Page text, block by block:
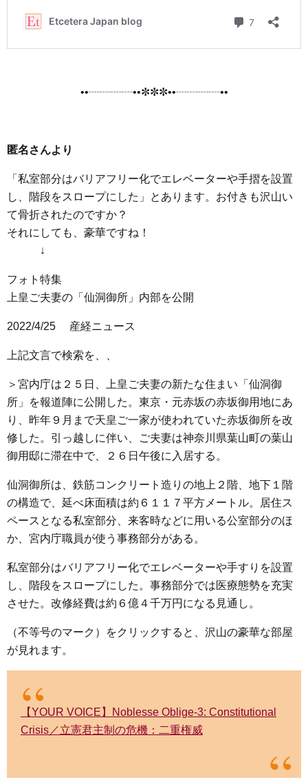
••┈┈┈┈••✼✼✼••┈┈┈┈••
匿名さんより
「私室部分はバリアフリー化でエレベーターや手摺を設置
し、階段をスロープにした」とあります。お付きも沢山い
て骨折されたのですか？
それにしても、豪華ですね！
↓
フォト特集
上皇ご夫妻の「仙洞御所」内部を公開
2022/4/25 産経ニュース
上記文言で検索を、、
＞宮内庁は２５日、上皇ご夫妻の新たな住まい「仙洞御
所」を報道陣に公開した。東京・元赤坂の赤坂御用地にあ
り、昨年９月まで天皇ご一家が使われていた赤坂御所を改
修した。引っ越しに伴い、ご夫妻は神奈川県葉山町の葉山
御用邸に滞在中で、２６日午後に入居する。
仙洞御所は、鉄筋コンクリート造りの地上２階、地下１階
の構造で、延べ床面積は約６１１７平方メートル。居住ス
ペースとなる私室部分、来客時などに用いる公室部分のほ
か、宮内庁職員が使う事務部分がある。
私室部分はバリアフリー化でエレベーターや手すりを設置
し、階段をスロープにした。事務部分では医療態勢を充実
させた。改修経費は約６億４千万円になる見通し。
（不等号のマーク）をクリックすると、沢山の豪華な部屋
が見れます。
【YOUR VOICE】Noblesse Oblige-3: Constitutional
Crisis／立憲君主制の危機：二重権威